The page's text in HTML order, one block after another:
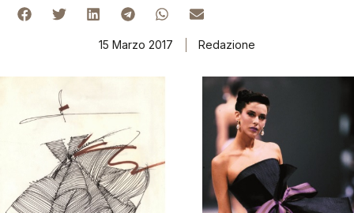
15 Marzo 2017 Redazione